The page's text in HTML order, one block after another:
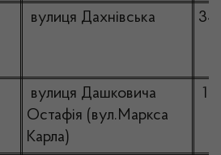
вулиця Дахнівська 34
вулиця Дашковича
Остафія (вул.Маркса
Карла)